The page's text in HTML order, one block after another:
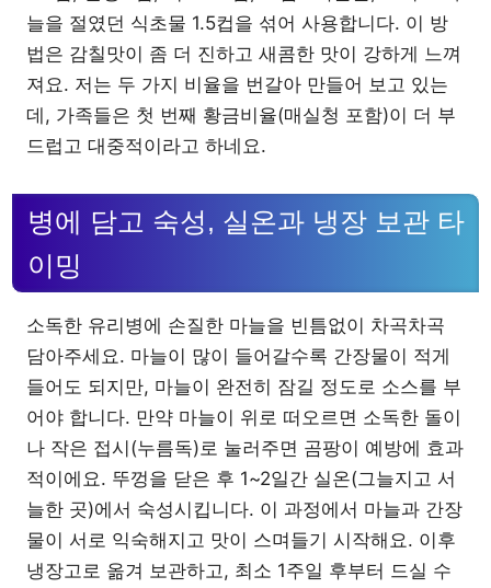
늘을 절였던 식초물 1.5컵을 섞어 사용합니다. 이 방
법은 감칠맛이 좀 더 진하고 새콤한 맛이 강하게 느껴
져요. 저는 두 가지 비율을 번갈아 만들어 보고 있는
데, 가족들은 첫 번째 황금비율(매실청 포함)이 더 부
드럽고 대중적이라고 하네요.
병에 담고 숙성, 실온과 냉장 보관 타
이밍
소독한 유리병에 손질한 마늘을 빈틈없이 차곡차곡
담아주세요. 마늘이 많이 들어갈수록 간장물이 적게
들어도 되지만, 마늘이 완전히 잠길 정도로 소스를 부
어야 합니다. 만약 마늘이 위로 떠오르면 소독한 돌이
나 작은 접시(누름독)로 눌러주면 곰팡이 예방에 효과
적이에요. 뚜껑을 닫은 후 1~2일간 실온(그늘지고 서
늘한 곳)에서 숙성시킵니다. 이 과정에서 마늘과 간장
물이 서로 익숙해지고 맛이 스며들기 시작해요. 이후
냉장고로 옮겨 보관하고, 최소 1주일 후부터 드실 수